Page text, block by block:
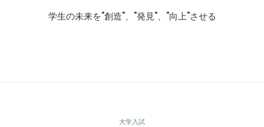
学生の未来を"創造"、"発見"、"向上"させる
大学入試